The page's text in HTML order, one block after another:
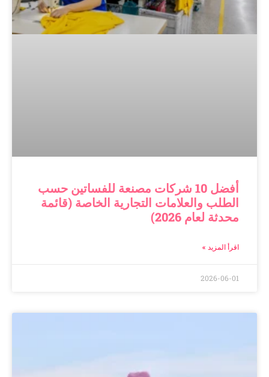
أفضل 10 شركات مصنعة للفساتين حسب
الطلب والعلامات التجارية الخاصة (قائمة
محدثة لعام 2026)
اقرأ المزيد »
2026-06-01